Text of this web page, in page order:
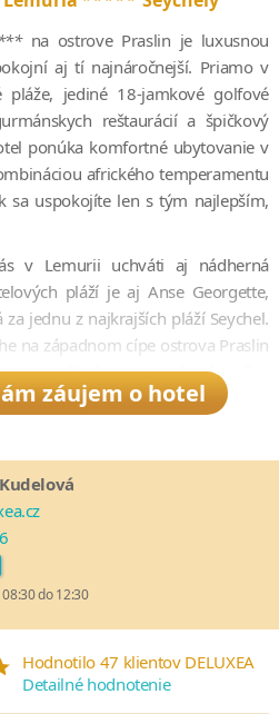
na ostrove Praslin je luxusnou
aj tí najnáročnejší. Priamo v
jediné 18-jamkové golfové
reštaurácií a špičkový
ponúka komfortné ubytovanie v
afrického temperamentu
sa uspokojíte len s tým najlepším,
v Lemurii uchváti aj nádherná
pláží je aj Anse Georgette,
jednu z najkrajších pláží Seychel.
na západnom cípe ostrova Praslin
odkiaľ si vychutnáte skutočne
kategórie víl i suít sú príhodne
životnému prostrediu vo vnútri
z terasy Vašej suity budete
korytnačiek.
záujem o hotel
do 12:30
Hodnotilo 47 klientov DELUXEA
Detailné hodnotenie